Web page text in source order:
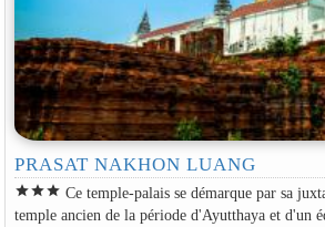
PRASAT NAKHON LUANG
starstarstar Ce temple-palais se démarque par sa
temple ancien de la période d'Ayutthaya et d'un